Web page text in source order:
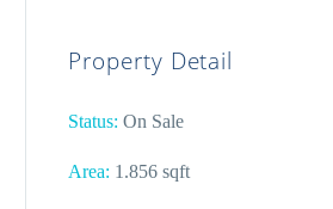
Property Detail
Status: On Sale
Area: 1.856 sqft